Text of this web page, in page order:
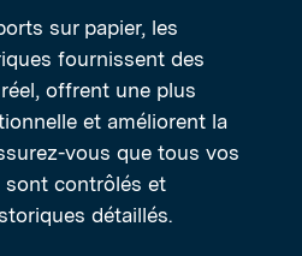
sur papier, les
fournissent des
offrent une plus
et améliorent la
vous que tous vos
sont contrôlés et
détaillés.